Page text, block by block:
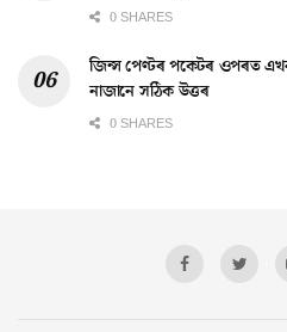
0 SHARES
জিন্স পেণ্টৰ পকেটৰ ওপৰত
নাজানে সঠিক উত্তৰ
0 SHARES